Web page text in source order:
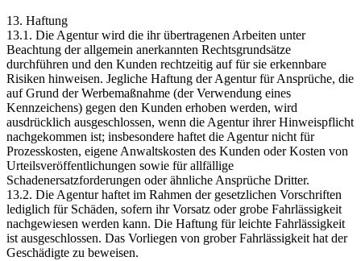
13. Haftung
13.1. Die Agentur wird die ihr übertragenen Arbeiten unter
Beachtung der allgemein anerkannten Rechtsgrundsätze
durchführen und den Kunden rechtzeitig auf für sie erkennbare
Risiken hinweisen. Jegliche Haftung der Agentur für Ansprüche, die
auf Grund der Werbemaßnahme (der Verwendung eines
Kennzeichens) gegen den Kunden erhoben werden, wird
ausdrücklich ausgeschlossen, wenn die Agentur ihrer Hinweispflicht
nachgekommen ist; insbesondere haftet die Agentur nicht für
Prozesskosten, eigene Anwaltskosten des Kunden oder Kosten von
Urteilsveröffentlichungen sowie für allfällige
Schadenersatzforderungen oder ähnliche Ansprüche Dritter.
13.2. Die Agentur haftet im Rahmen der gesetzlichen Vorschriften
lediglich für Schäden, sofern ihr Vorsatz oder grobe Fahrlässigkeit
nachgewiesen werden kann. Die Haftung für leichte Fahrlässigkeit
ist ausgeschlossen. Das Vorliegen von grober Fahrlässigkeit hat der
Geschädigte zu beweisen.